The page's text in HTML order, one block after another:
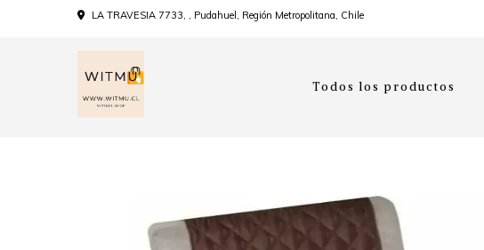
LA TRAVESIA 7733, , Pudahuel, Región Metropolitana, Chile
Todos los productos